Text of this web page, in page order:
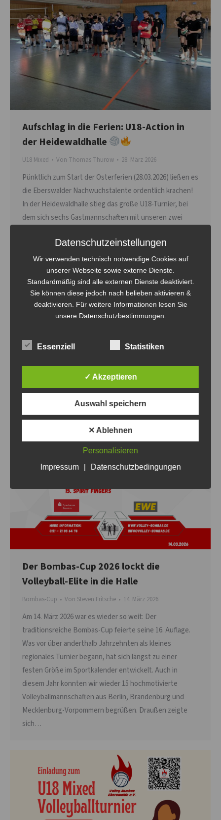
Aufschlag in die Ferien: U18-Action in
der Heidewaldhalle
U18 Mixed Von Thomas Thurow 28. März 2026
Pünktlich zum Start der Osterferien (28.03.2026) ließen es
die Eberswalder Nachwuchstalente ordentlich krachen!
In der Heidewaldhalle stieg das große U18-Turnier, bei
dem sich sechs Gastmannschaften mit unseren zwei
wurde im Modus „Jeder gegen Jeden“ – zwei Sätze mit
Zeitlimit, damit der Puls auch oben blieb. Unsere
Bombas-Youngsters sind zwar noch…
Der Bombas-Cup 2026 lockt die
Volleyball-Elite in die Halle
Bombas-Cup Von Steven Fritsche 14. März 2026
Am 14. März 2026 war es wieder so weit: Der
traditionsreiche Bombas-Cup feierte seine 16. Auflage.
Was vor über anderthalb Jahrzehnten als kleines
regionales Turnier begann, hat sich längst zu einer
festen Größe im Sportkalender entwickelt. Auch in
diesem Jahr konnten wir wieder 15 hochmotivierte
Volleyballmannschaften aus Berlin, Brandenburg und
Mecklenburg-Vorpommern begrüßen. Draußen zeigte
sich…
Datenschutzeinstellungen
Wir verwenden technisch notwendige Cookies auf
unserer Webseite sowie externe Dienste.
Standardmäßig sind alle externen Dienste deaktiviert.
Sie können diese jedoch nach belieben aktivieren &
deaktivieren. Für weitere Informationen lesen Sie
unsere Datenschutzbestimmungen.
Essenziell Statistiken
✓ Akzeptieren
Auswahl speichern
✕ Ablehnen
Personalisieren
Impressum
| Datenschutzbedingungen